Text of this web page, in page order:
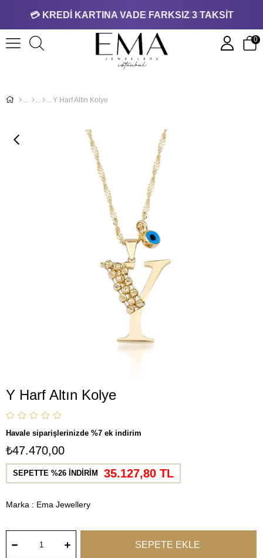
💳 KREDİ KARTINA VADE FARKSIZ 3 TAKSİT
0
Y Harf Altın Kolye
Y Harf Altın Kolye
Havale siparişlerinizde %7 ek indirim
₺47.470,00
SEPETTE %26 İNDİRİM 35.127,80 TL
Marka : Ema Jewellery